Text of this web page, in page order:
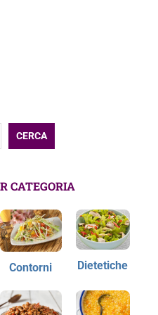
CERCA
CATEGORIA
Contorni Dietetiche